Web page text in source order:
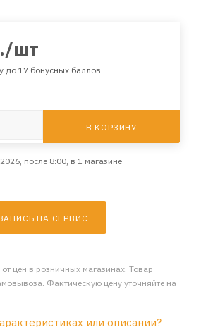
/шт
до 17 бонусных баллов
В КОРЗИНУ
после 8:00, в 1 магазине
НА СЕРВИС
цен в розничных магазинах. Товар
Фактическую цену уточняйте на
или описании?